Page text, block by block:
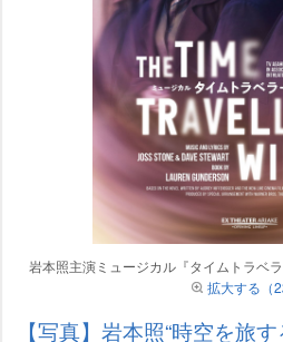
本照主演ミュージカル『タイムトラベ
拡大する（2
【写真】岩本照“時空を旅